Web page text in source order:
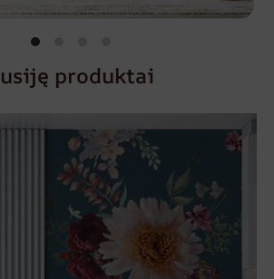
produktai